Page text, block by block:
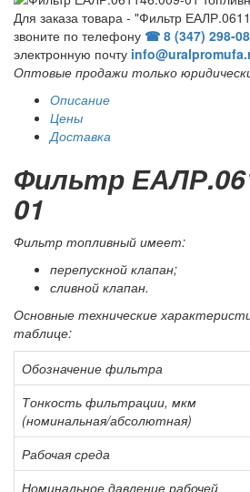
Для заказа товара - "Фильтр
звоните по телефону ☎ 8 (347)
электронную почту
Оптовые продажи только
Описание
Цены
Доставка
Фильтр
01
Фильтр топливный имеет:
перепускной клапан;
сливной клапан.
Основные технические
таблице:
Обозначение фильтра
Тонкость фильтрации, мкм
(номинальная/абсолютная)
Рабочая среда
Номинальное давление рабочей